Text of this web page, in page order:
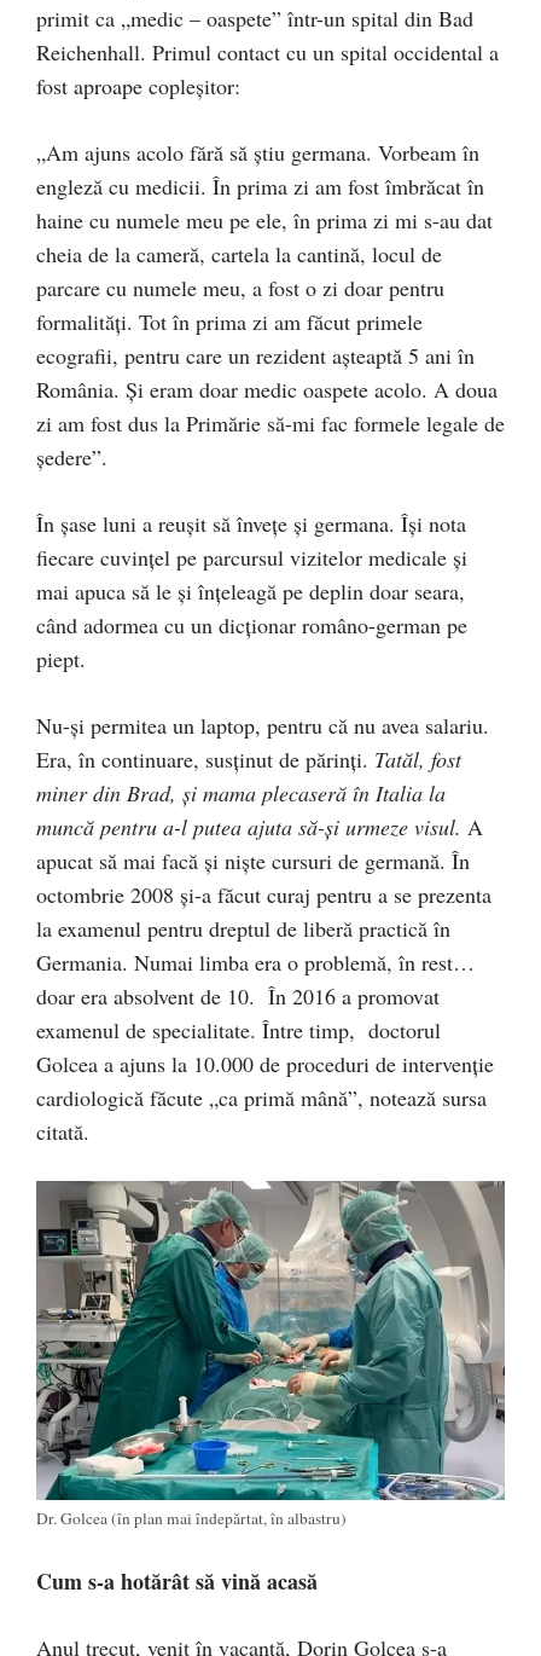
primit ca „medic – oaspete” într-un spital din Bad
Reichenhall. Primul contact cu un spital occidental a
fost aproape copleșitor:
„Am ajuns acolo fără să știu germana. Vorbeam în
engleză cu medicii. În prima zi am fost îmbrăcat în
haine cu numele meu pe ele, în prima zi mi s-au dat
cheia de la cameră, cartela la cantină, locul de
parcare cu numele meu, a fost o zi doar pentru
formalități. Tot în prima zi am făcut primele
ecografii, pentru care un rezident așteaptă 5 ani în
România. Și eram doar medic oaspete acolo. A doua
zi am fost dus la Primărie să-mi fac formele legale de
ședere”.
În șase luni a reușit să învețe și germana. Își nota
fiecare cuvințel pe parcursul vizitelor medicale și
mai apuca să le și înțeleagă pe deplin doar seara,
când adormea cu un dicționar româno-german pe
piept.
Nu-și permitea un laptop, pentru că nu avea salariu.
Era, în continuare, susținut de părinți. Tatăl, fost
miner din Brad, și mama plecaseră în Italia la
muncă pentru a-l putea ajuta să-și urmeze visul. A
apucat să mai facă și niște cursuri de germană. În
octombrie 2008 și-a făcut curaj pentru a se prezenta
la examenul pentru dreptul de liberă practică în
Germania. Numai limba era o problemă, în rest…
doar era absolvent de 10. În 2016 a promovat
examenul de specialitate. Între timp, doctorul
Golcea a ajuns la 10.000 de proceduri de intervenție
cardiologică făcute „ca primă mână”, notează sursa
citată.
Dr. Golcea (în plan mai îndepărtat, în albastru)
Cum s-a hotărât să vină acasă
Anul trecut, venit în vacanță, Dorin Golcea s-a